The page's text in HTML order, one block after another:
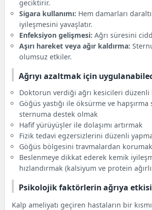
geciktirir.
Sigara kullanımı: Hem damarları
iyileşmesini yavaşlatır.
Enfeksiyon gelişmesi: Ağrı süresini
Aşırı hareket veya ağır kaldırma:
olumsuz etkiler.
Ağrıyı azaltmak için
Doktorun verdiği ağrı kesicileri düzenli
Göğüs yastığı ile öksürme ve hapşırma
sternuma destek olmak
Hafif yürüyüşler ile dolaşımı artırmak
Fizik tedavi egzersizlerini düzenli
Göğüs bölgesini travmalardan korumak
Beslenmeye dikkat ederek kemik
hızlandırmak (kalsiyum ve protein
Psikolojik faktörlerin ağrıya etkisi
Kalp ameliyatı geçiren hastaların bir kısmı